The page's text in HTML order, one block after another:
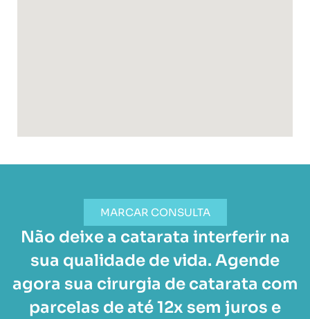
MARCAR CONSULTA
Não deixe a catarata interferir na
sua qualidade de vida. Agende
agora sua cirurgia de catarata com
parcelas de até 12x sem juros e